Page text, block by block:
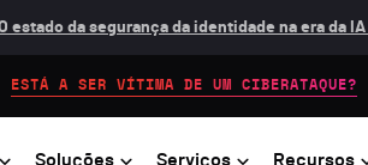
estado da segurança da identidade na era da IA
Soluções Serviços Recursos
ESTÁ A SER VÍTIMA DE UM CIBERATAQUE?